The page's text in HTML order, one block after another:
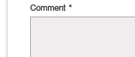
Comment *